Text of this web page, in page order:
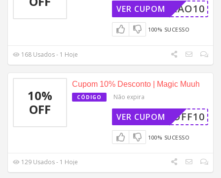
VERAO10
VER CUPOM
100% SUCESSO
168 Usados - 1 Hoje
10%
OFF
Cupom 10% Desconto | Magic Muuh
CÓDIGO Não expira
OFF10
VER CUPOM
100% SUCESSO
129 Usados - 1 Hoje